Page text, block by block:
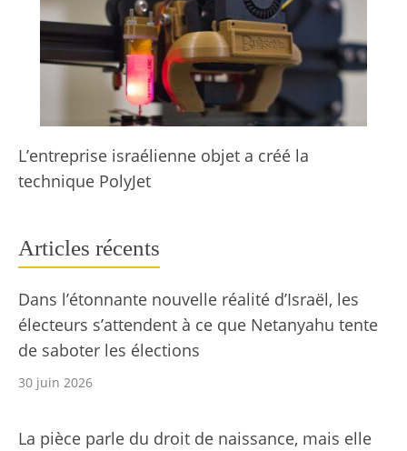
L’entreprise israélienne objet a créé la
technique PolyJet
Articles récents
Dans l’étonnante nouvelle réalité d’Israël, les
électeurs s’attendent à ce que Netanyahu tente
de saboter les élections
30 juin 2026
La pièce parle du droit de naissance, mais elle